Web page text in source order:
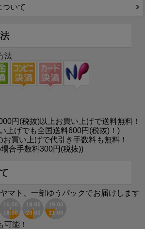
いて
法
円(税抜)以上お買い上げで送料無料！
上げでも全国送料600円(税抜)！)
買い上げで代引き手数料も無料！
合手数料300円(税抜))
マト、一部ゆうパックでお届けします
可能！